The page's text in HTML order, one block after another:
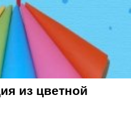
из цветной